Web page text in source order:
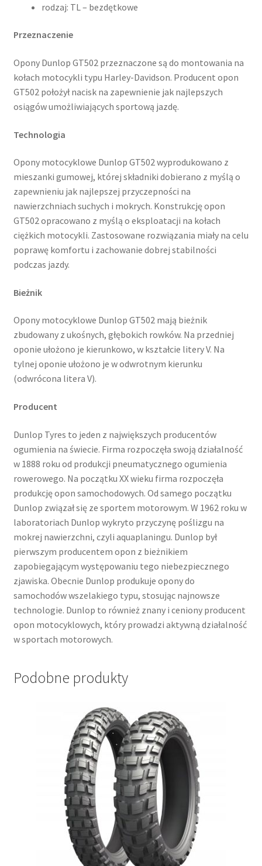
rodzaj: TL – bezdętkowe
Przeznaczenie
Opony Dunlop GT502 przeznaczone są do montowania na
kołach motocykli typu Harley-Davidson. Producent opon
GT502 położył nacisk na zapewnienie jak najlepszych
osiągów umożliwiających sportową jazdę.
Technologia
Opony motocyklowe Dunlop GT502 wyprodukowano z
mieszanki gumowej, której składniki dobierano z myślą o
zapewnieniu jak najlepszej przyczepności na
nawierzchniach suchych i mokrych. Konstrukcję opon
GT502 opracowano z myślą o eksploatacji na kołach
ciężkich motocykli. Zastosowane rozwiązania miały na celu
poprawę komfortu i zachowanie dobrej stabilności
podczas jazdy.
Bieżnik
Opony motocyklowe Dunlop GT502 mają bieżnik
zbudowany z ukośnych, głębokich rowków. Na przedniej
oponie ułożono je kierunkowo, w kształcie litery V. Na
tylnej oponie ułożono je w odwrotnym kierunku
(odwrócona litera V).
Producent
Dunlop Tyres to jeden z największych producentów
ogumienia na świecie. Firma rozpoczęła swoją działalność
w 1888 roku od produkcji pneumatycznego ogumienia
rowerowego. Na początku XX wieku firma rozpoczęła
produkcję opon samochodowych. Od samego początku
Dunlop związał się ze sportem motorowym. W 1962 roku w
laboratoriach Dunlop wykryto przyczynę poślizgu na
mokrej nawierzchni, czyli aquaplaningu. Dunlop był
pierwszym producentem opon z bieżnikiem
zapobiegającym występowaniu tego niebezpiecznego
zjawiska. Obecnie Dunlop produkuje opony do
samochodów wszelakiego typu, stosując najnowsze
technologie. Dunlop to również znany i ceniony producent
opon motocyklowych, który prowadzi aktywną działalność
w sportach motorowych.
Podobne produkty